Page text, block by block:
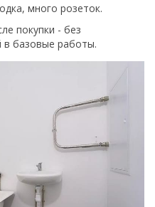
много розеток.
покупки - без
в базовые работы.